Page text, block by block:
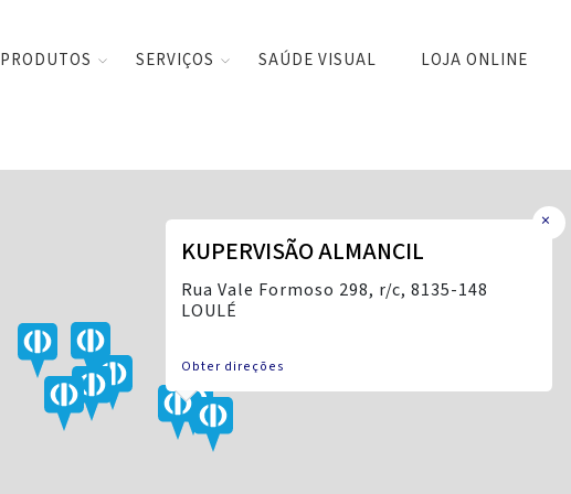
PRODUTOS SERVIÇOS SAÚDE VISUAL LOJA ONLINE
KUPERVISÃO ALMANCIL
Rua Vale Formoso 298, r/c, 8135-148
LOULÉ
Obter direções
×